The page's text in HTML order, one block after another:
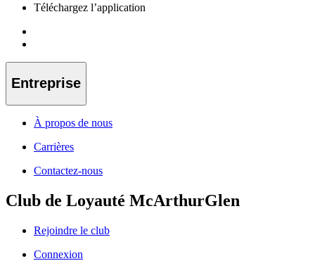
Téléchargez l’application
Entreprise
À propos de nous
Carrières
Contactez-nous
Club de Loyauté McArthurGlen
Rejoindre le club
Connexion